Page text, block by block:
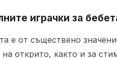
играчки за
е от съществено
открито, както и за